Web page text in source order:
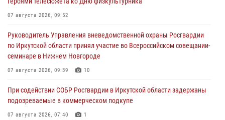
07 августа 2026, 09:52
Руководитель Управления вневедомственной охраны Росгвардии
по Иркутской области принял участие во Всероссийском совещании-
семинаре в Нижнем Новгороде
07 августа 2026, 09:39 10
При содействии СОБР Росгвардии в Иркутской области задержаны
подозреваемые в коммерческом подкупе
07 августа 2026, 07:40 1